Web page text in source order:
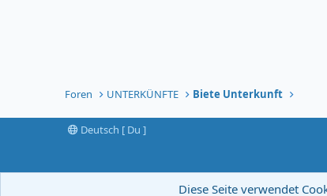
Foren UNTERKÜNFTE Biete Unterkunft
Deutsch [ Du ]
Diese Seite verwendet